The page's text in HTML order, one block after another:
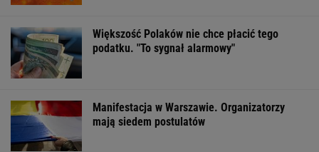
Większość Polaków nie chce płacić tego
podatku. "To sygnał alarmowy"
Manifestacja w Warszawie. Organizatorzy
mają siedem postulatów